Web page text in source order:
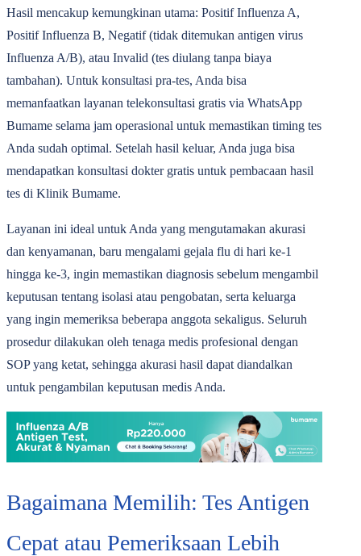
Hasil mencakup kemungkinan utama: Positif Influenza A,
Positif Influenza B, Negatif (tidak ditemukan antigen virus
Influenza A/B), atau Invalid (tes diulang tanpa biaya
tambahan). Untuk konsultasi pra-tes, Anda bisa
memanfaatkan layanan telekonsultasi gratis via WhatsApp
Bumame selama jam operasional untuk memastikan timing tes
Anda sudah optimal. Setelah hasil keluar, Anda juga bisa
mendapatkan konsultasi dokter gratis untuk pembacaan hasil
tes di Klinik Bumame.
Layanan ini ideal untuk Anda yang mengutamakan akurasi
dan kenyamanan, baru mengalami gejala flu di hari ke-1
hingga ke-3, ingin memastikan diagnosis sebelum mengambil
keputusan tentang isolasi atau pengobatan, serta keluarga
yang ingin memeriksa beberapa anggota sekaligus. Seluruh
prosedur dilakukan oleh tenaga medis profesional dengan
SOP yang ketat, sehingga akurasi hasil dapat diandalkan
untuk pengambilan keputusan medis Anda.
Bagaimana Memilih: Tes Antigen
Cepat atau Pemeriksaan Lebih